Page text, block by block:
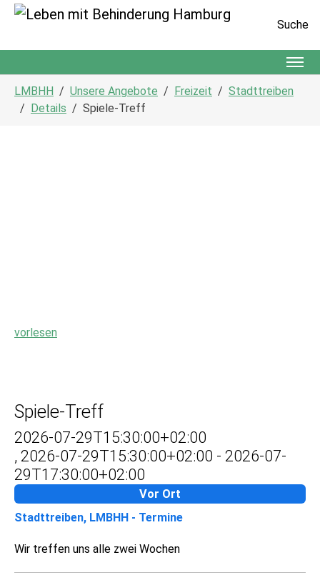
Suche
LMBHH Unsere Angebote Freizeit
Stadttreiben
Details
Spiele-Treff
vorlesen
Spiele-Treff
2026-07-29T15:30:00+02:00
, 2026-07-29T15:30:00+02:00 - 2026-07-
29T17:30:00+02:00
Vor Ort
Stadttreiben, LMBHH - Termine
Wir treffen uns alle zwei Wochen